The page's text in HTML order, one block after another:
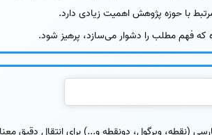
با حوزه پژوهش اهمیت زیادی دارد.
که فهم مطلب را دشوار می‌سازد، پرهیز شود.
(نقطه، ویرگول، دونقطه و...) برای انتقال دقیق